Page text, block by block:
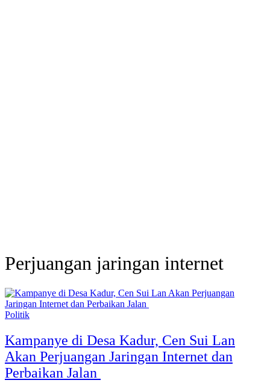
Perjuangan jaringan internet
Politik
Kampanye di Desa Kadur, Cen Sui Lan
Akan Perjuangan Jaringan Internet dan
Perbaikan Jalan